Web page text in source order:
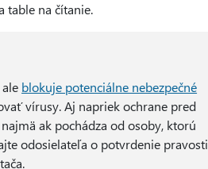
table na čítanie.
blokuje potenciálne nebezpečné
vírusy. Aj napriek ochrane pred
ak pochádza od osoby, ktorú
odosielateľa o potvrdenie pravosti